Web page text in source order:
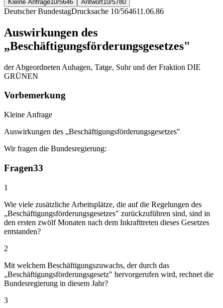
Kleine Anfrage10/5646 Antwort10/5780
Deutscher BundestagDrucksache 10/564611.06.86
Auswirkungen des
„Beschäftigungsförderungsgesetzes"
der Abgeordneten Auhagen, Tatge, Suhr und der Fraktion DIE
GRÜNEN
Vorbemerkung
Kleine Anfrage
Auswirkungen des „Beschäftigungsförderungsgesetzes"
Wir fragen die Bundesregierung:
Fragen33
1
Wie viele zusätzliche Arbeitsplätze, die auf die Regelungen des
„Beschäftigungsförderungsgesetzes" zurückzuführen sind, sind in
den ersten zwölf Monaten nach dem Inkrafttreten dieses Gesetzes
entstanden?
2
Mit welchem Beschäftigungszuwachs, der durch das
„Beschäftigungsförderungsgesetz" hervorgerufen wird, rechnet die
Bundesregierung in diesem Jahr?
3